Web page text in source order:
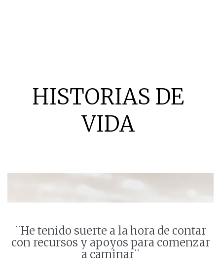
HISTORIAS DE
VIDA
¨He tenido suerte a la hora de contar
con recursos y apoyos para comenzar
a caminar¨